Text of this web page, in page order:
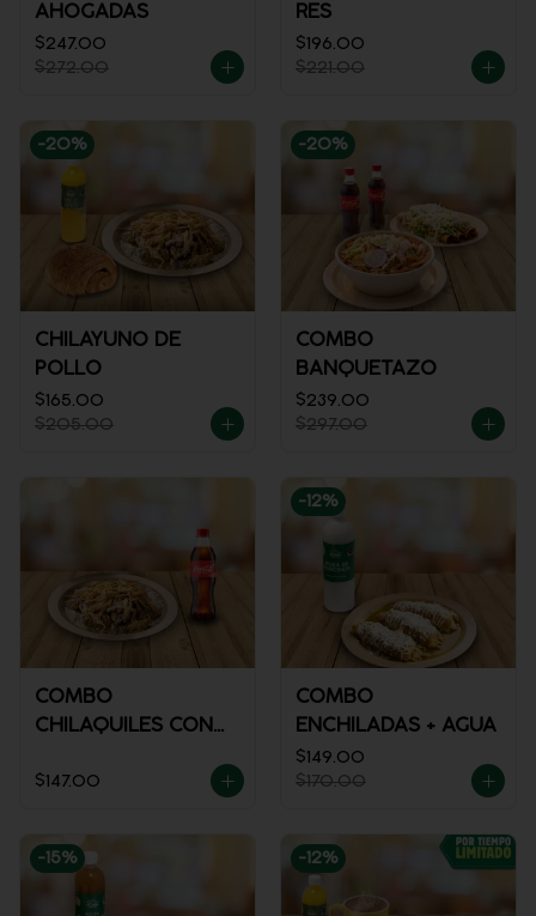
AHOGADAS
$247.00
$272.00
RES
$196.00
$221.00
-20%
CHILAYUNO DE
POLLO
$165.00
$205.00
-20%
COMBO
BANQUETAZO
$239.00
$297.00
COMBO
CHILAQUILES CON
$147.00
-12%
COMBO
ENCHILADAS + AGUA
$149.00
$170.00
-15% -12%